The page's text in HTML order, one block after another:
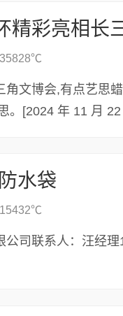
精彩亮相长
35828℃
角文博会,有点艺思
。[2024 年 11 月
水袋
15432℃
公司联系人：汪经